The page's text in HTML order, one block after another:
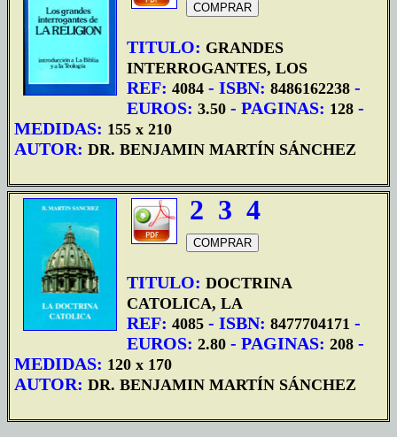
TITULO: GRANDES
INTERROGANTES, LOS
REF: 4084 - ISBN: 8486162238 -
EUROS: 3.50 - PAGINAS: 128 -
MEDIDAS: 155 x 210
AUTOR: DR. BENJAMIN MARTÍN SÁNCHEZ
2 3 4
TITULO: DOCTRINA
CATOLICA, LA
REF: 4085 - ISBN: 8477704171 -
EUROS: 2.80 - PAGINAS: 208 -
MEDIDAS: 120 x 170
AUTOR: DR. BENJAMIN MARTÍN SÁNCHEZ